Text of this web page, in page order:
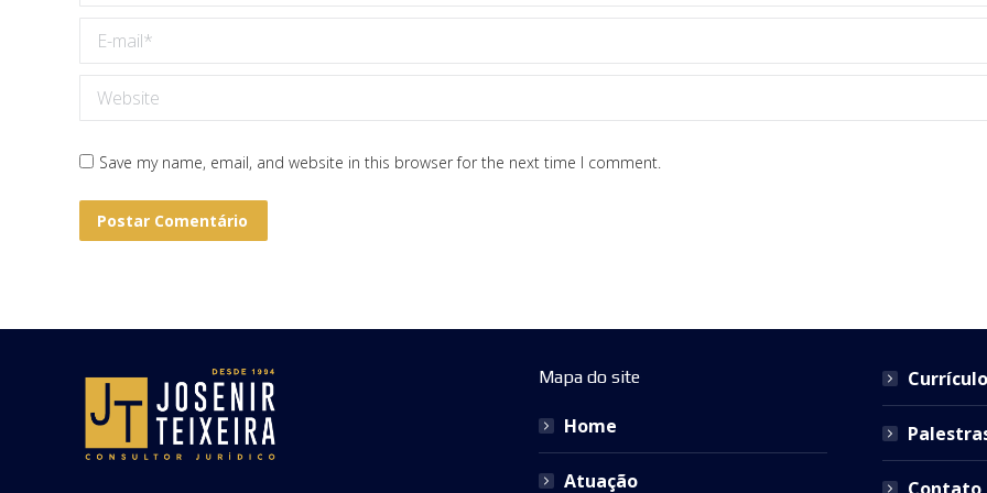
E-mail *
Website
Save my name, email, and website in this browser for the next time I comment.
Postar Comentário
Mapa do site
Home
Atuação Contato